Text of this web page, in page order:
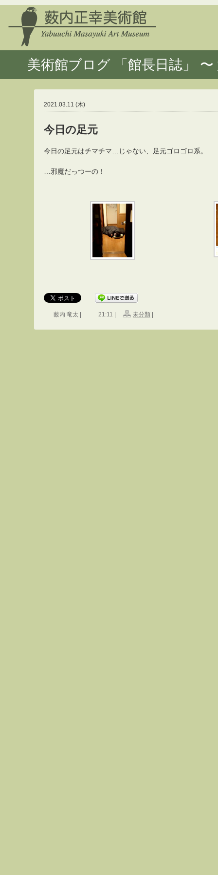
美術館ブログ 「館長日誌」
2021.03.11 (木)
今日の足元
今日の足元はチマチマ…じゃない、足元ゴロゴロ系。
…邪魔だっつーの！
薮内 竜太 | 21:11 | 未分類